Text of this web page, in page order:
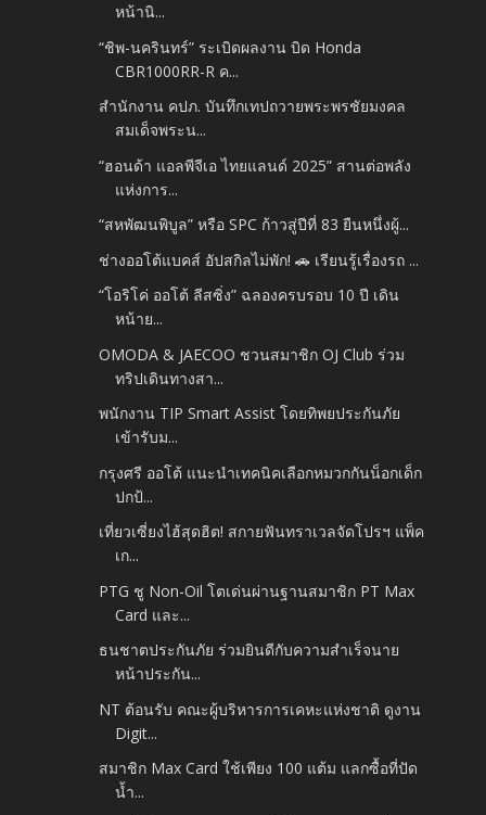
หน้านิ...
“ชิพ-นครินทร์” ระเบิดผลงาน บิด Honda
CBR1000RR-R ค...
สำนักงาน คปภ. บันทึกเทปถวายพระพรชัยมงคล
สมเด็จพระน...
“ฮอนด้า แอลพีจีเอ ไทยแลนด์ 2025” สานต่อพลัง
แห่งการ...
“สหพัฒนพิบูล” หรือ SPC ก้าวสู่ปีที่ 83 ยืนหนึ่งผู้...
ช่างออโต้แบคส์ อัปสกิลไม่พัก! 🚗 เรียนรู้เรื่องรถ ...
“โอริโค่ ออโต้ ลีสซิ่ง” ฉลองครบรอบ 10 ปี เดิน
หน้าย...
OMODA & JAECOO ชวนสมาชิก OJ Club ร่วม
ทริปเดินทางสา...
พนักงาน TIP Smart Assist โดยทิพยประกันภัย
เข้ารับม...
กรุงศรี ออโต้ แนะนำเทคนิคเลือกหมวกกันน็อกเด็ก
ปกป้...
เที่ยวเซี่ยงไฮ้สุดฮิต! สกายฟันทราเวลจัดโปรฯ แพ็ค
เก...
PTG ชู Non-Oil โตเด่นผ่านฐานสมาชิก PT Max
Card และ...
ธนชาตประกันภัย ร่วมยินดีกับความสำเร็จนาย
หน้าประกัน...
NT ต้อนรับ คณะผู้บริหารการเคหะแห่งชาติ ดูงาน
Digit...
สมาชิก Max Card ใช้เพียง 100 แต้ม แลกซื้อที่ปัด
น้ำ...